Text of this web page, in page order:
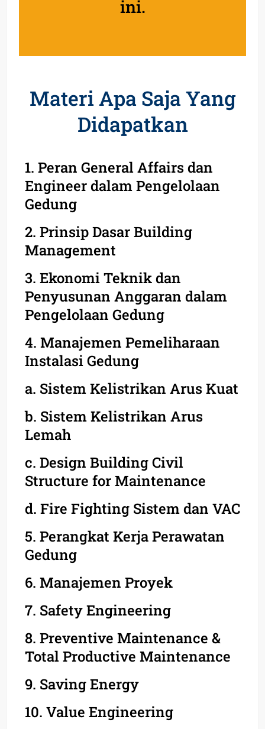
ini.
Materi Apa Saja Yang
Didapatkan
1. Peran General Affairs dan
Engineer dalam Pengelolaan
Gedung
2. Prinsip Dasar Building
Management
3. Ekonomi Teknik dan
Penyusunan Anggaran dalam
Pengelolaan Gedung
4. Manajemen Pemeliharaan
Instalasi Gedung
a. Sistem Kelistrikan Arus Kuat
b. Sistem Kelistrikan Arus
Lemah
c. Design Building Civil
Structure for Maintenance
d. Fire Fighting Sistem dan VAC
5. Perangkat Kerja Perawatan
Gedung
6. Manajemen Proyek
7. Safety Engineering
8. Preventive Maintenance &
Total Productive Maintenance
9. Saving Energy
10. Value Engineering